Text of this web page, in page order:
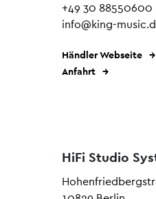
+49 30 88550600
info@king-
Händler Webseite
Anfahrt
HiFi Studio